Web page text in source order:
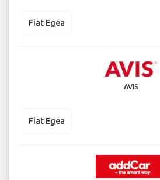
Fiat Egea
AVIS
Fiat Egea